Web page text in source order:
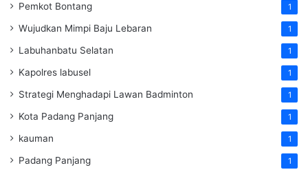
Pemkot Bontang 1
Wujudkan Mimpi Baju Lebaran 1
Labuhanbatu Selatan 1
Kapolres labusel 1
Strategi Menghadapi Lawan Badminton 1
Kota Padang Panjang 1
kauman 1
Padang Panjang 1